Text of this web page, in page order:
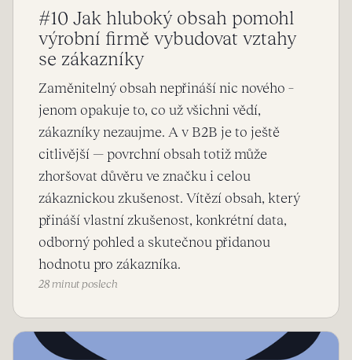
#10 Jak hluboký obsah pomohl
výrobní firmě vybudovat vztahy
se zákazníky
Zaměnitelný obsah nepřináší nic nového –
jenom opakuje to, co už všichni vědí,
zákazníky nezaujme. A v B2B je to ještě
citlivější — povrchní obsah totiž může
zhoršovat důvěru ve značku i celou
zákaznickou zkušenost. Vítězí obsah, který
přináší vlastní zkušenost, konkrétní data,
odborný pohled a skutečnou přidanou
hodnotu pro zákazníka.
28 minut poslech